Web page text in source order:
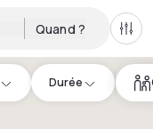
Quand ?
Durée